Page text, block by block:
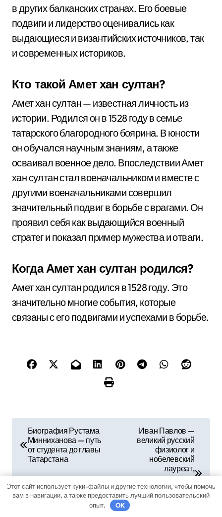
в других балканских странах. Его боевые
подвиги и лидерство оценивались как
выдающиеся и византийских источников, так
и современных историков.
Кто такой Амет хан султан?
Амет хан султан — известная личность из
истории. Родился он в 1528 году в семье
татарского благородного боярина. В юности
он обучался научным знаниям, а также
осваивал военное дело. Впоследствии Амет
хан султан стал военачальником и вместе с
другими военачальниками совершил
значительный подвиг в борьбе с врагами. Он
проявил себя как выдающийся военный
стратег и показал пример мужества и отваги.
Когда Амет хан султан родился?
Амет хан султан родился в 1528 году. Это
значительно многие события, которые
связаны с его подвигами и успехами в борьбе.
и
Биография Рустама
Минниханова — путь
от студента до главы
Татарстана
Иван Павлов —
великий русский
физиолог и
нобелевский
лауреат,
рассказываем о его
жизни, научных
открытиях и
Этот сайт использует куки-файлы и другие технологии, чтобы помочь
вам в навигации, а также предоставить лучший пользовательский
опыт.
OK